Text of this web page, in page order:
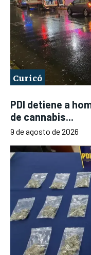
Curicó
PDI detiene a
de cannabis...
9 de agosto de 2026